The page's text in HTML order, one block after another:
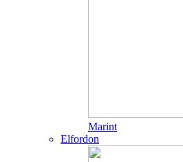
Marint
Elfordon